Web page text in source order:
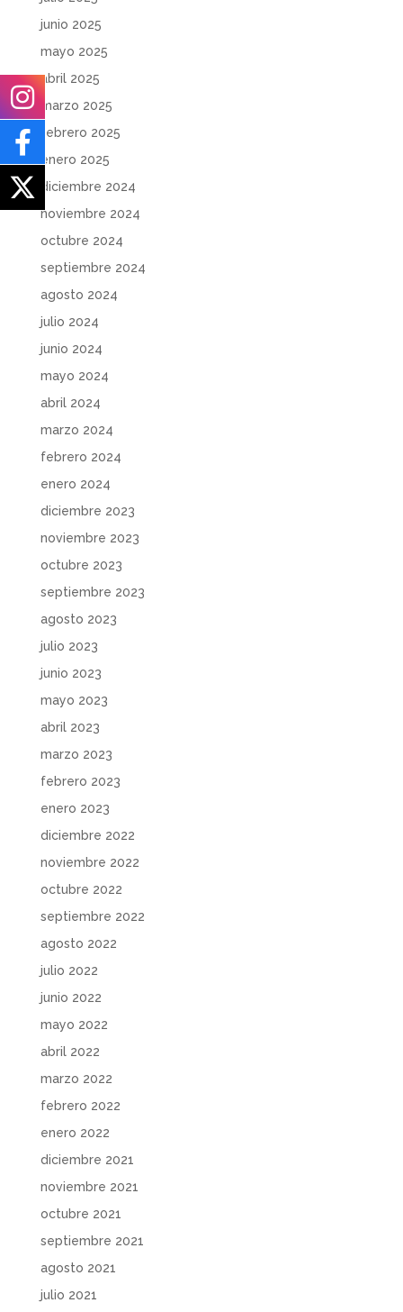
junio 2025
mayo 2025
abril 2025
marzo 2025
febrero 2025
enero 2025
diciembre 2024
noviembre 2024
octubre 2024
septiembre 2024
agosto 2024
julio 2024
junio 2024
mayo 2024
abril 2024
marzo 2024
febrero 2024
enero 2024
diciembre 2023
noviembre 2023
octubre 2023
septiembre 2023
agosto 2023
julio 2023
junio 2023
mayo 2023
abril 2023
marzo 2023
febrero 2023
enero 2023
diciembre 2022
noviembre 2022
octubre 2022
septiembre 2022
agosto 2022
julio 2022
junio 2022
mayo 2022
abril 2022
marzo 2022
febrero 2022
enero 2022
diciembre 2021
noviembre 2021
octubre 2021
septiembre 2021
agosto 2021
julio 2021